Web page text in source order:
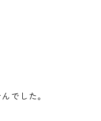
でした。